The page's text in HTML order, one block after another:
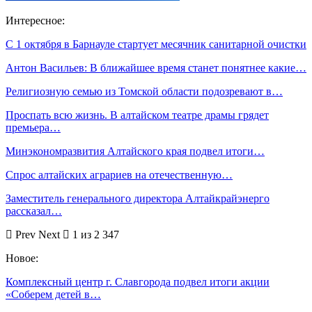
Интересное:
С 1 октября в Барнауле стартует месячник санитарной очистки
Антон Васильев: В ближайшее время станет понятнее какие…
Религиозную семью из Томской области подозревают в…
Проспать всю жизнь. В алтайском театре драмы грядет
премьера…
Минэкономразвития Алтайского края подвел итоги…
Спрос алтайских аграриев на отечественную…
Заместитель генерального директора Алтайкрайэнерго
рассказал…
Prev Next
1 из 2 347
Новое:
Комплексный центр г. Славгорода подвел итоги акции
«Соберем детей в…